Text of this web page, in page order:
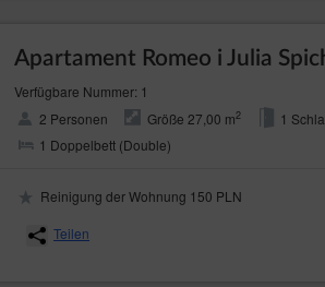
Apartament Romeo i Julia
Verfügbare Nummer: 1
2 Personen
Größe 27,00 m2
1
1 Doppelbett (Double)
Reinigung der Wohnung 150 PLN
Teilen